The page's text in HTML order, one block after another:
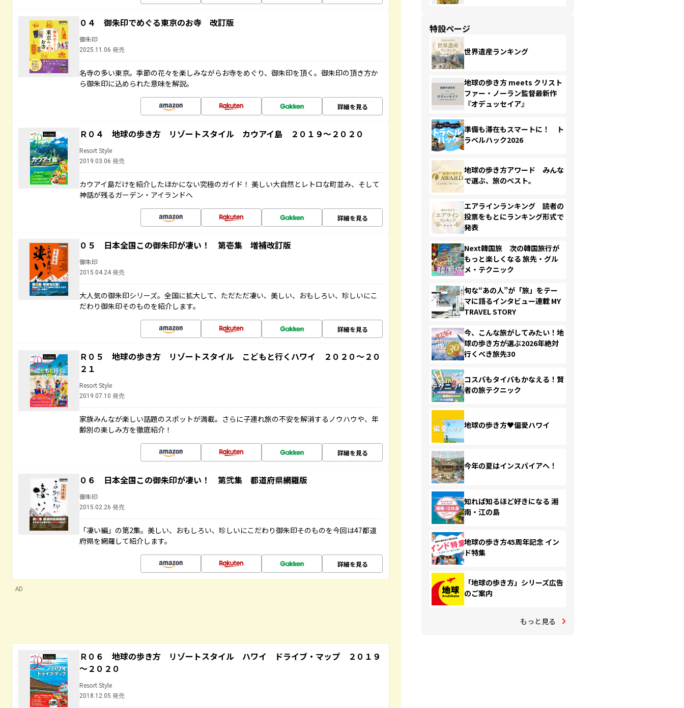
０４ 御朱印でめぐる東京のお寺 改訂版
御朱印
2025.11.06 発売
名寺の多い東京。季節の花々を楽しみながらお寺をめぐり、御朱印を頂く。御朱印の頂き方か
ら御朱印に込められた意味を解説。
詳細を見る
Ｒ０４ 地球の歩き方 リゾートスタイル カウアイ島 ２０１９～２０２０
Resort Style
2019.03.06 発売
カウアイ島だけを紹介したほかにない究極のガイド！ 美しい大自然とレトロな町並み、そして
神話が残るガーデン・アイランドへ
詳細を見る
０５ 日本全国この御朱印が凄い！ 第壱集 増補改訂版
御朱印
2015.04.24 発売
大人気の御朱印シリーズ。全国に拡大して、ただただ凄い、美しい、おもしろい、珍しいにこ
だわり御朱印そのものを紹介します。
詳細を見る
Ｒ０５ 地球の歩き方 リゾートスタイル こどもと行くハワイ ２０２０～２０
２１
Resort Style
2019.07.10 発売
家族みんなが楽しい話題のスポットが満載。さらに子連れ旅の不安を解消するノウハウや、年
齢別の楽しみ方を徹底紹介！
詳細を見る
０６ 日本全国この御朱印が凄い！ 第弐集 都道府県網羅版
御朱印
2015.02.26 発売
「凄い編」の第2集。美しい、おもしろい、珍しいにこだわり御朱印そのものを今回は47都道
府県を網羅して紹介します。
詳細を見る
AD
Ｒ０６ 地球の歩き方 リゾートスタイル ハワイ ドライブ・マップ ２０１９
～２０２０
Resort Style
2018.12.05 発売
特設ページ
世界遺産ランキング
地球の歩き方 meets クリスト
ファー・ノーラン監督最新作
『オデュッセイア』
準備も滞在もスマートに！ ト
ラベルハック2026
地球の歩き方アワード みんな
で選ぶ、旅のベスト。
エアラインランキング 読者の
投票をもとにランキング形式で
発表
Next韓国旅 次の韓国旅行が
もっと楽しくなる 旅先・グル
メ・テクニック
旬な“あの人”が「旅」をテー
マに語るインタビュー連載 MY
TRAVEL STORY
今、こんな旅がしてみたい！地
球の歩き方が選ぶ2026年絶対
行くべき旅先30
コスパもタイパもかなえる！賢
者の旅テクニック
地球の歩き方♥偏愛ハワイ
今年の夏はインスパイアへ！
知れば知るほど好きになる 湘
南・江の島
地球の歩き方45周年記念 イン
ド特集
「地球の歩き方」シリーズ広告
のご案内
もっと見る